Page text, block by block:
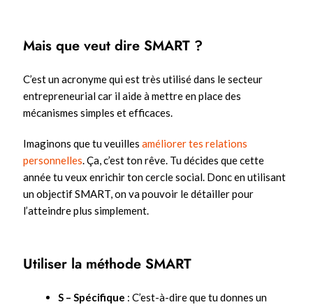
Mais que veut dire SMART ?
C’est un acronyme qui est très utilisé dans le secteur
entrepreneurial car il aide à mettre en place des
mécanismes simples et efficaces.
Imaginons que tu veuilles améliorer tes relations
personnelles. Ça, c’est ton rêve. Tu décides que cette
année tu veux enrichir ton cercle social. Donc en utilisant
un objectif SMART, on va pouvoir le détailler pour
l’atteindre plus simplement.
Utiliser la méthode SMART
S – Spécifique : C’est-à-dire que tu donnes un